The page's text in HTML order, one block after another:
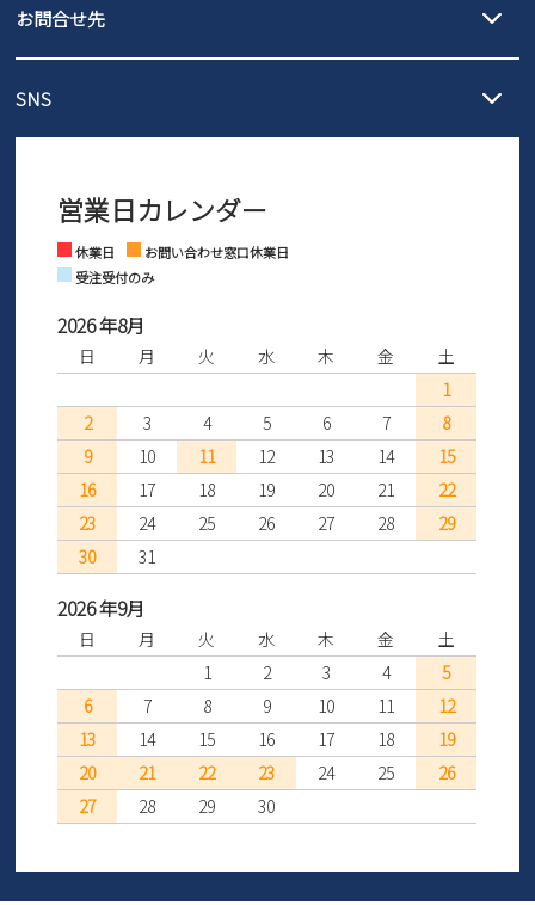
3,980円（税込）以上お買い上げで送料無料
発送日・送料詳細については
ご利用ください。
ご利用ください。
の片道無料サービスを実施中！
ントとしても安心してご利用いただけるよう、サイズ交換の受付期
さい。
お問合せ先
営業時間：11時～17時
※土日祝はお問い合わせ窓口休業日となります。
SNS
Facebook Instagram
営業日カレンダー
休業日
お問い合わせ窓口休業日
受注受付のみ
2026 年8月
日 月 火 水 木 金
土
1
2
3 4 5 6 7
8
9
10 11 12 13 14
15
16
17 18 19 20 21
22
23
24 25 26 27 28
29
30
31
2026 年9月
日 月 火 水 木 金
土
1
2 3 4
5
6
7 8 9 10 11
12
13
14 15 16 17 18
19
20
21 22 23 24 25
26
27
28 29 30